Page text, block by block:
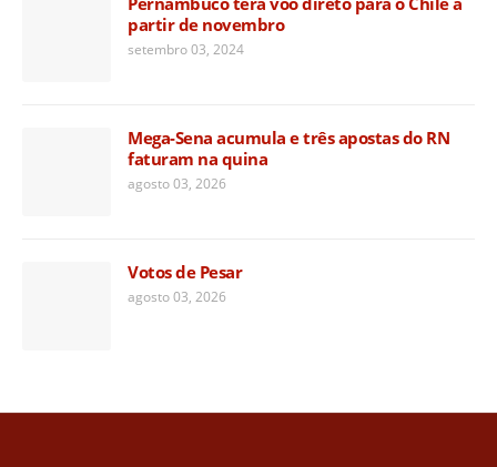
partir de novembro
setembro 03, 2024
Mega-Sena acumula e três apostas do RN
faturam na quina
agosto 03, 2026
Votos de Pesar
agosto 03, 2026